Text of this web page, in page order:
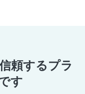
頼するプラ
す